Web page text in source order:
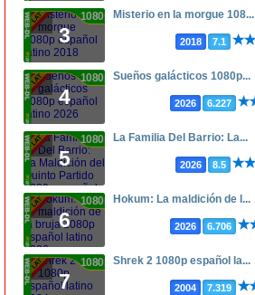
3
1080p Misterio en la morgue 108...
2018 7.1
4
1080p Sueños galácticos 1080p...
2026 6.227
5
1080p La Familia Del Barrio: La...
2026 8.5
6
1080p Hokum: La maldición de l...
2026 6.706
7
1080p Shrek 2 1080p español la...
2004 7.319